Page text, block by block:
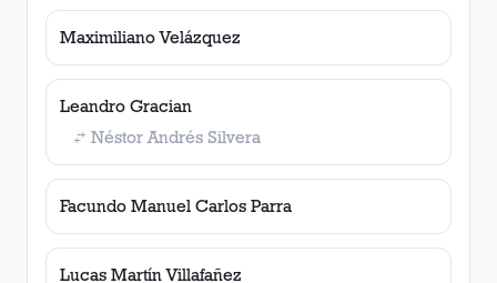
Maximiliano Velázquez
Leandro Gracian
Néstor Andrés Silvera
Facundo Manuel Carlos Parra
Lucas Martín Villafañez